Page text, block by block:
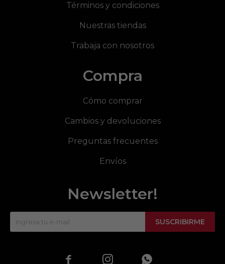
Términos y condiciones
Nuestras tiendas
Trabaja con nosotros
Compra
Cómo comprar
Cambios y devoluciones
Preguntas frecuentes
Envíos
Newsletter!
SUSCRIBIRME
  